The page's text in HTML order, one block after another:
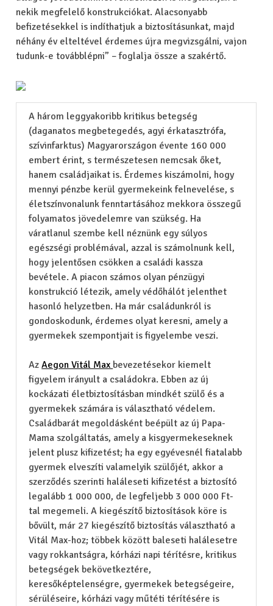
nekik megfelelő konstrukciókat. Alacsonyabb
befizetésekkel is indíthatjuk a biztosításunkat, majd
néhány év elteltével érdemes újra megvizsgálni, vajon
tudunk-e továbblépni” – foglalja össze a szakértő.
A három leggyakoribb kritikus betegség
(daganatos megbetegedés, agyi érkatasztrófa,
szívinfarktus) Magyarországon évente 160 000
embert érint, s természetesen nemcsak őket,
hanem családjaikat is. Érdemes kiszámolni, hogy
mennyi pénzbe kerül gyermekeink felnevelése, s
életszínvonalunk fenntartásához mekkora összegű
folyamatos jövedelemre van szükség. Ha
váratlanul szembe kell néznünk egy súlyos
egészségi problémával, azzal is számolnunk kell,
hogy jelentősen csökken a családi kassza
bevétele. A piacon számos olyan pénzügyi
konstrukció létezik, amely védőhálót jelenthet
hasonló helyzetben. Ha már családunkról is
gondoskodunk, érdemes olyat keresni, amely a
gyermekek szempontjait is figyelembe veszi.
AzAegon Vitál Max bevezetésekor kiemelt
figyelem irányult a családokra. Ebben az új
kockázati életbiztosításban mindkét szülő és a
gyermekek számára is választható védelem.
Családbarát megoldásként beépült az új Papa-
Mama szolgáltatás, amely a kisgyermekeseknek
jelent plusz kifizetést; ha egy egyévesnél fiatalabb
gyermek elveszíti valamelyik szülőjét, akkor a
szerződés szerinti haláleseti kifizetést a biztosító
legalább 1 000 000, de legfeljebb 3 000 000 Ft-
tal megemeli. A kiegészítő biztosítások köre is
bővült, már 27 kiegészítő biztosítás választható a
Vitál Max-hoz; többek között baleseti halálesetre
vagy rokkantságra, kórházi napi térítésre, kritikus
betegségek bekövetkeztére,
keresőképtelenségre, gyermekek betegségeire,
sérüléseire, kórházi vagy műtéti térítésére is